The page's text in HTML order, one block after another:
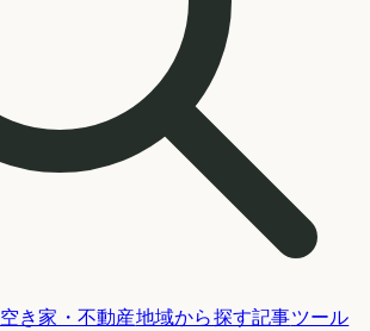
空き家・不動産地域から探す記事ツール